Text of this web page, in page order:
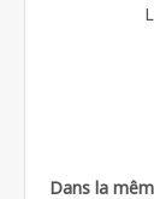
Dans la